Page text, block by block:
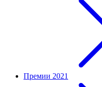
Премии 2021